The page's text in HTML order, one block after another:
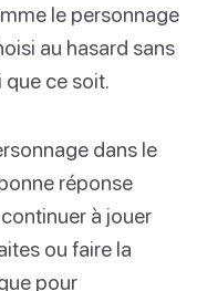
le personnage
au hasard sans
ce soit.
dans le
réponse
à jouer
ou faire la
pour